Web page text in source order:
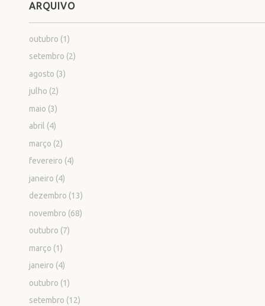
ARQUIVO
outubro (1)
setembro (2)
agosto (3)
julho (2)
maio (3)
abril (4)
março (2)
fevereiro (4)
janeiro (4)
dezembro (13)
novembro (68)
outubro (7)
março (1)
janeiro (4)
outubro (1)
setembro (12)